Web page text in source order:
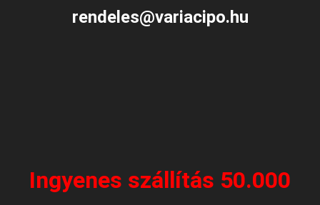
rendeles@variacipo.hu
Ingyenes szállítás 50.000